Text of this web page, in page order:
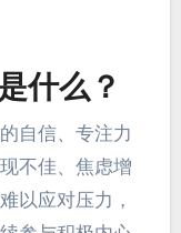
及自我意识，
积极的肯定替
心理学家合作
量身定制策